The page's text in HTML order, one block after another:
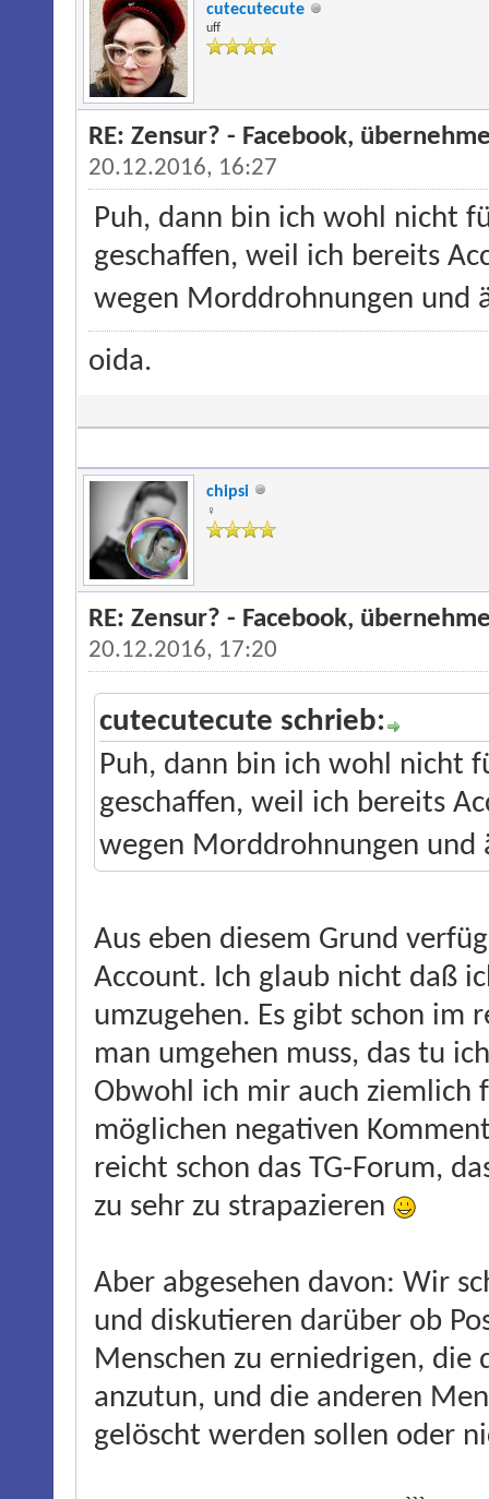
cutecutecute
uff
RE: Zensur? - Facebook,
20.12.2016, 16:27
Puh, dann bin ich wohl nicht
geschaffen, weil ich bereits
wegen Morddrohnungen und
oida.
chipsi
♀
RE: Zensur? - Facebook,
20.12.2016, 17:20
cutecutecute schrieb:
Puh, dann bin ich wohl nicht
geschaffen, weil ich bereits
wegen Morddrohnungen und
Aus eben diesem Grund
Account. Ich glaub nicht daß
umzugehen. Es gibt schon im
man umgehen muss, das tu
Obwohl ich mir auch ziemlich
möglichen negativen
reicht schon das TG-Forum,
zu sehr zu strapazieren
Aber abgesehen davon: Wir
und diskutieren darüber ob
Menschen zu erniedrigen,
anzutun, und die anderen
gelöscht werden sollen oder